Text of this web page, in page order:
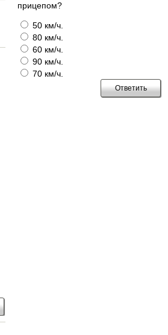
прицепом?
50 км/ч.
80 км/ч.
60 км/ч.
90 км/ч.
70 км/ч.